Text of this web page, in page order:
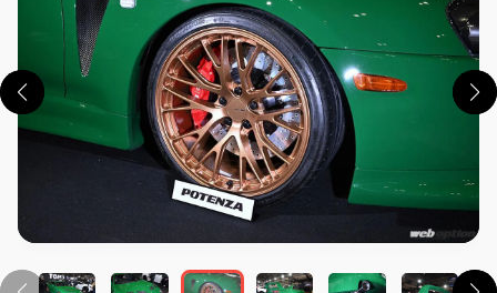
この画像の記事を読む